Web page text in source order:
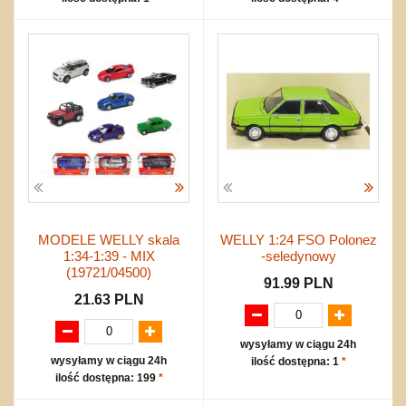
MODELE WELLY skala
1:34-1:39 - MIX
(19721/04500)
21.63 PLN
wysyłamy w ciągu 24h
ilość dostępna: 199 *
WELLY 1:24 FSO Polonez
-seledynowy
91.99 PLN
wysyłamy w ciągu 24h
ilość dostępna: 1 *